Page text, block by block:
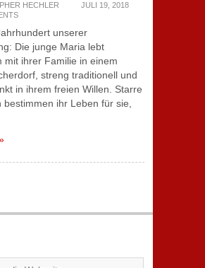
HECHLER
JULI 19, 2018
unserer
Die junge Maria lebt
mit ihrer Familie in einem
streng traditionell und
in ihrem freien Willen. Starre
bestimmen ihr Leben für sie,